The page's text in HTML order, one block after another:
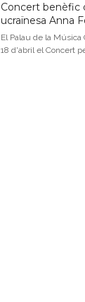
Concert benèfic
ucraïnesa Anna
El Palau de la Música
18 d'abril el Concert